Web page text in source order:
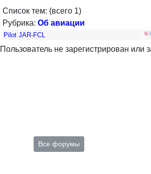
Список тем: (всего 1)
Рубрика: Об авиации
Pilot JAR-FCL 6/
Пользователь не зарегистрирован или
Все форумы